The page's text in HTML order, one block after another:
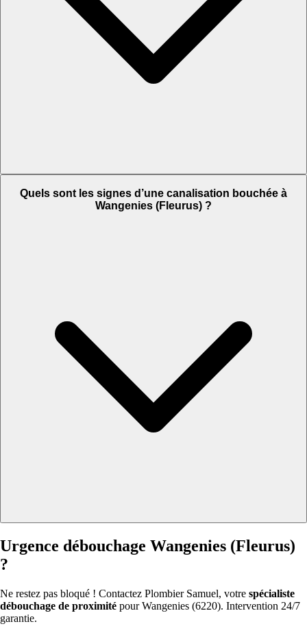
Quels sont les signes d’une canalisation bouchée à
Wangenies (Fleurus) ?
Urgence débouchage Wangenies (Fleurus)
?
Ne restez pas bloqué ! Contactez Plombier Samuel, votre spécialiste
débouchage de proximité pour Wangenies (6220). Intervention 24/7
garantie.